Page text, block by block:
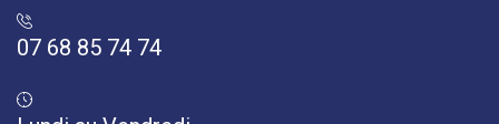
07 68 85 74 74